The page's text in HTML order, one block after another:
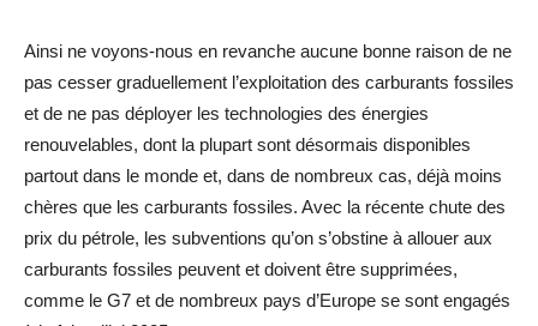
Ainsi ne voyons-nous en revanche aucune bonne raison de ne
pas cesser graduellement l’exploitation des carburants fossiles
et de ne pas déployer les technologies des énergies
renouvelables, dont la plupart sont désormais disponibles
partout dans le monde et, dans de nombreux cas, déjà moins
chères que les carburants fossiles. Avec la récente chute des
prix du pétrole, les subventions qu’on s’obstine à allouer aux
carburants fossiles peuvent et doivent être supprimées,
comme le G7 et de nombreux pays d’Europe se sont engagés